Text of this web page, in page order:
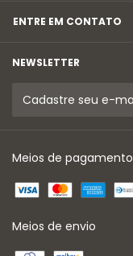
ENTRE EM CONTATO
NEWSLETTER
Meios de pagamento
Meios de envio